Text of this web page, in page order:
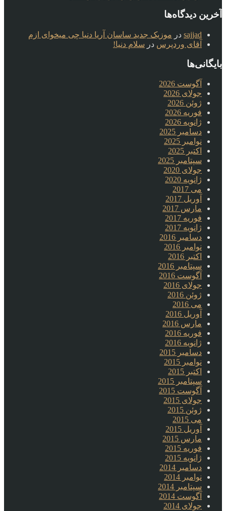
آخرین دیدگاه‌ها
sajjad در موزیک جدید ساسان آریا دنیا چی میخوای ازم
آقای وردپرس در سلام دنیا!
بایگانی‌ها
آگوست 2026
جولای 2026
ژوئن 2026
فوریه 2026
ژانویه 2026
دسامبر 2025
نوامبر 2025
اکتبر 2025
سپتامبر 2025
جولای 2020
ژانویه 2020
می 2017
آوریل 2017
مارس 2017
فوریه 2017
ژانویه 2017
دسامبر 2016
نوامبر 2016
اکتبر 2016
سپتامبر 2016
آگوست 2016
جولای 2016
ژوئن 2016
می 2016
آوریل 2016
مارس 2016
فوریه 2016
ژانویه 2016
دسامبر 2015
نوامبر 2015
اکتبر 2015
سپتامبر 2015
آگوست 2015
جولای 2015
ژوئن 2015
می 2015
آوریل 2015
مارس 2015
فوریه 2015
ژانویه 2015
دسامبر 2014
نوامبر 2014
سپتامبر 2014
آگوست 2014
جولای 2014